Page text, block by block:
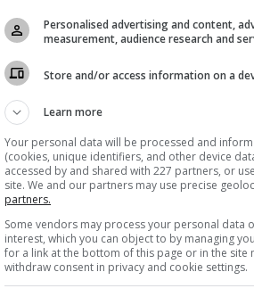
4 січня 2019 роки спливе
не планує продовжувати
Київ"».
Поділитись:
Personalised advertising and content,
measurement, audience research and
Store and/or access information on a
Learn more
Your personal data will be processed and
(cookies, unique identifiers, and other device
accessed by and shared with 227 partners, or
site. We and our partners may use precise
partners.
Some vendors may process your personal data
interest, which you can object to by managing
for a link at the bottom of this page or in the site
withdraw consent in privacy and cookie settings.